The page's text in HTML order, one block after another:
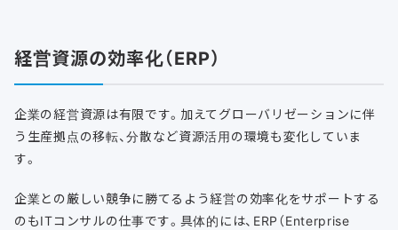
経営資源の効率化（ERP）
企業の経営資源は有限です。加えてグローバリゼーションに伴
う生産拠点の移転、分散など資源活用の環境も変化していま
す。
企業との厳しい競争に勝てるよう経営の効率化をサポートする
のもITコンサルの仕事です。具体的には、ERP（Enterprise